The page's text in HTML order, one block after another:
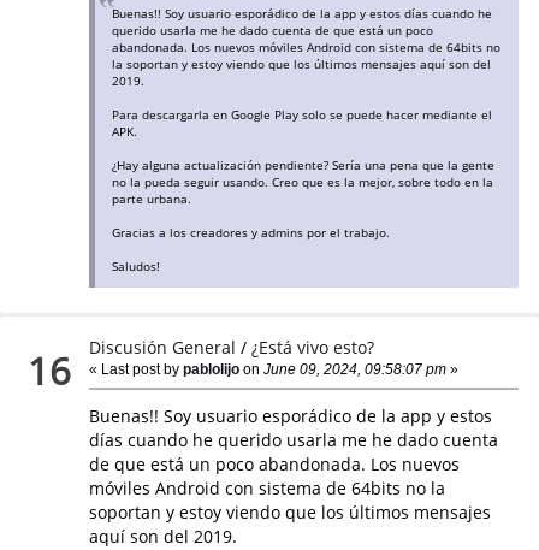
Buenas!! Soy usuario esporádico de la app y estos días cuando he
querido usarla me he dado cuenta de que está un poco
abandonada. Los nuevos móviles Android con sistema de 64bits no
la soportan y estoy viendo que los últimos mensajes aquí son del
2019.
Para descargarla en Google Play solo se puede hacer mediante el
APK.
¿Hay alguna actualización pendiente? Sería una pena que la gente
no la pueda seguir usando. Creo que es la mejor, sobre todo en la
parte urbana.
Gracias a los creadores y admins por el trabajo.
Saludos!
16 Discusión General /¿Está vivo esto?
« Last post bypablolijo on June 09, 2024, 09:58:07 pm »
Buenas!! Soy usuario esporádico de la app y estos
días cuando he querido usarla me he dado cuenta
de que está un poco abandonada. Los nuevos
móviles Android con sistema de 64bits no la
soportan y estoy viendo que los últimos mensajes
aquí son del 2019.